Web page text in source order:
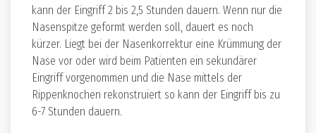
kann der Eingriff 2 bis 2,5 Stunden dauern. Wenn nur die
Nasenspitze geformt werden soll, dauert es noch
kürzer. Liegt bei der Nasenkorrektur eine Krümmung der
Nase vor oder wird beim Patienten ein sekundärer
Eingriff vorgenommen und die Nase mittels der
Rippenknochen rekonstruiert so kann der Eingriff bis zu
6-7 Stunden dauern.